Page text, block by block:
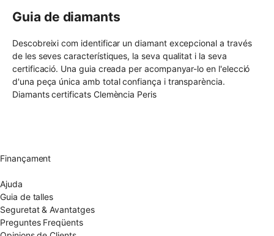
Guia de diamants
Descobreixi com identificar un diamant excepcional a través
de les seves característiques, la seva qualitat i la seva
certificació. Una guia creada per acompanyar-lo en l'elecció
d'una peça única amb total confiança i transparència.
Diamants certificats Clemència Peris
Finançament
Ajuda
Guia de talles
Seguretat & Avantatges
Preguntes Freqüents